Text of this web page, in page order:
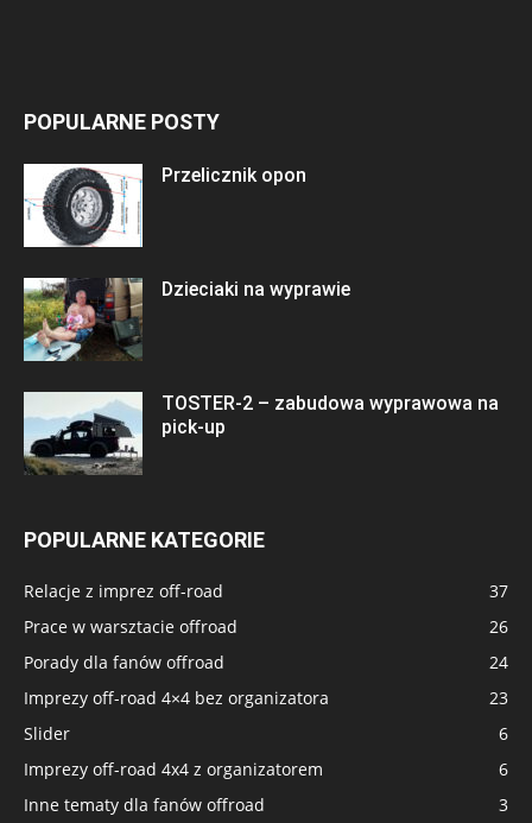
POPULARNE POSTY
Przelicznik opon
Dzieciaki na wyprawie
TOSTER-2 – zabudowa wyprawowa na
pick-up
POPULARNE KATEGORIE
Relacje z imprez off-road
37
Prace w warsztacie offroad
26
Porady dla fanów offroad
24
Imprezy off-road 4×4 bez organizatora
23
Slider
6
Imprezy off-road 4x4 z organizatorem
6
Inne tematy dla fanów offroad
3